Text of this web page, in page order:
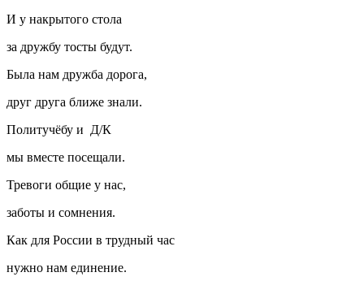
И у накрытого стола
за дружбу тосты будут.
Была нам дружба дорога,
друг друга ближе знали.
Политучёбу и Д/К
мы вместе посещали.
Тревоги общие у нас,
заботы и сомнения.
Как для России в трудный час
нужно нам единение.